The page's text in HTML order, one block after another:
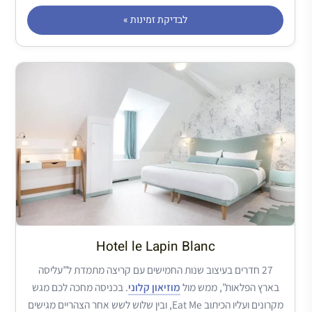
לבדיקת זמינות »
Hotel le Lapin Blanc
27 חדרים בעיצוב שנות החמישים עם קריצה מתמדת ל”עליסה
בארץ הפלאות”, ממש מול מוזיאון קלוני. בכניסה מחכה לכם מגש
מקרונים ועליו הכיתוב Eat Me, ובין שלוש לשש אחר הצהריים מגישים